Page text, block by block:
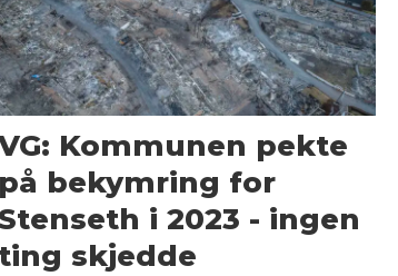
Kommunen pekte
på bekymring for
Stenseth i 2023 - ingen
ting skjedde